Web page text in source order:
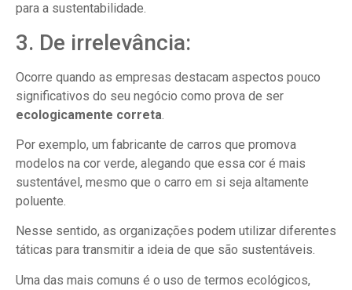
para a sustentabilidade.
3. De irrelevância:
Ocorre quando as empresas destacam aspectos pouco
significativos do seu negócio como prova de ser
ecologicamente correta
Por exemplo, um fabricante de carros que promova
modelos na cor verde, alegando que essa cor é mais
sustentável, mesmo que o carro em si seja altamente
poluente.
Nesse sentido, as organizações podem utilizar diferentes
táticas para transmitir a ideia de que são sustentáveis.
Uma das mais comuns é o uso de termos ecológicos,